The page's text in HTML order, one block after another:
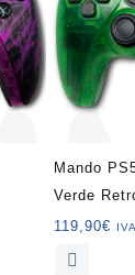
Mando
Verde
119,90€